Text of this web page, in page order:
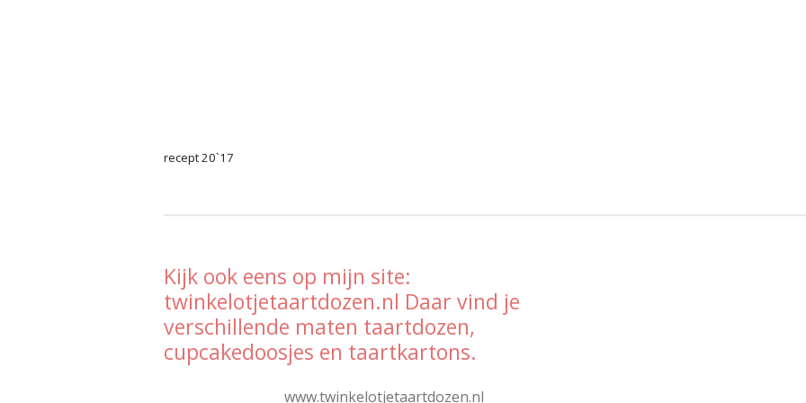
recept 20`17
Kijk ook eens op mijn site:
twinkelotjetaartdozen.nl Daar vind je
verschillende maten taartdozen,
cupcakedoosjes en taartkartons.
www.twinkelotjetaartdozen.nl